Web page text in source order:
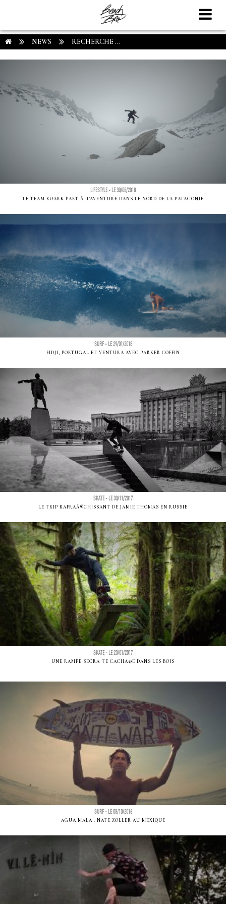
NEWS RECHERCHE ...
LIFESTYLE - LE 30/08/2018
LE TEAM ROARK PART Ã L'AVENTURE DANS LE NORD DE LA PATAGONIE
SURF - LE 29/01/2018
FIDJI, PORTUGAL ET VENTURA AVEC PARKER COFFIN
SKATE - LE 30/11/2017
LE TRIP RAFRAÃ®CHISSANT DE JAMIE THOMAS EN RUSSIE
SKATE - LE 20/01/2017
UNE RAMPE SECRÃ¨TE CACHÃ©E DANS LES BOIS
SURF - LE 08/10/2016
AGUA MALA : NATE ZOLLER AU MEXIQUE